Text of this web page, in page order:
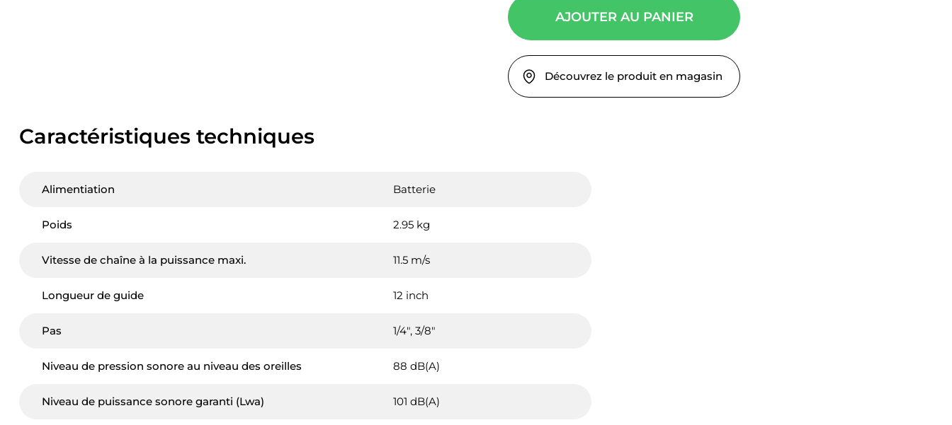
AJOUTER AU PANIER
Découvrez le produit en magasin
Caractéristiques techniques
Alimentiation Batterie
Poids 2.95 kg
Vitesse de chaîne à la puissance maxi. 11.5 m/s
Longueur de guide 12 inch
Pas 1/4", 3/8"
Niveau de pression sonore au niveau des oreilles 88 dB(A)
Niveau de puissance sonore garanti (Lwa) 101 dB(A)